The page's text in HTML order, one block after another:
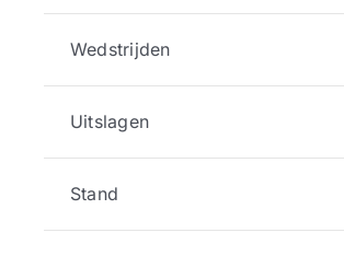
Wedstrijden
Uitslagen
Stand